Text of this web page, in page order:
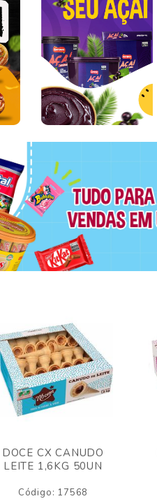
DOCE CX CANUDO
LEITE 1,6KG 50UN
Código: 17568